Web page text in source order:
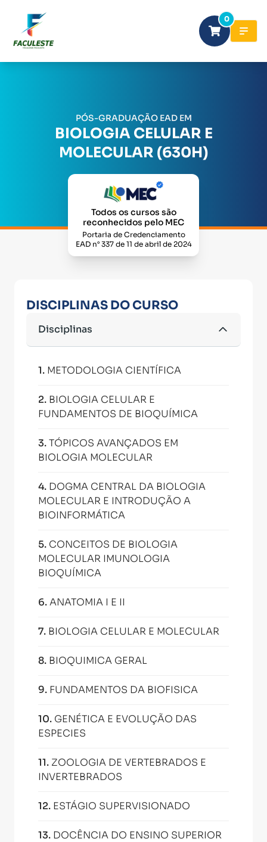
0
PÓS-GRADUAÇÃO EAD EM
BIOLOGIA CELULAR E
MOLECULAR (630H)
Todos os cursos são
reconhecidos pelo MEC
Portaria de Credenciamento
EAD n° 337 de 11 de abril de 2024
DISCIPLINAS DO CURSO
Disciplinas
1. METODOLOGIA CIENTÍFICA
2. BIOLOGIA CELULAR E
FUNDAMENTOS DE BIOQUÍMICA
3.TÓPICOS AVANÇADOS EM
BIOLOGIA MOLECULAR
4. DOGMA CENTRAL DA BIOLOGIA
MOLECULAR E INTRODUÇÃO A
BIOINFORMÁTICA
5. CONCEITOS DE BIOLOGIA
MOLECULAR IMUNOLOGIA
BIOQUÍMICA
6.ANATOMIA I E II
7. BIOLOGIA CELULAR E MOLECULAR
8. BIOQUIMICA GERAL
9. FUNDAMENTOS DA BIOFISICA
10. GENÉTICA E EVOLUÇÃO DAS
ESPECIES
11. ZOOLOGIA DE VERTEBRADOS E
INVERTEBRADOS
12. ESTÁGIO SUPERVISIONADO
13. DOCÊNCIA DO ENSINO SUPERIOR